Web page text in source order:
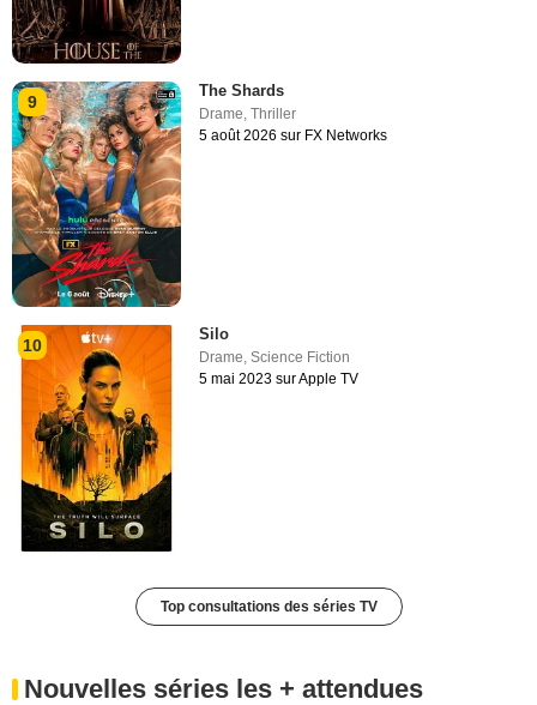
9
The Shards
Drame,Thriller
5 août 2026 sur FX Networks
10
Silo
Drame,Science Fiction
5 mai 2023 sur Apple TV
Top consultations des séries TV
Nouvelles séries les + attendues